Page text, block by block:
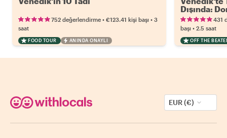
752 değerlendirme • €123.41 kişi başı • 3
saat
FOOD TOUR ANINDA ONAYLI
Dışında:
431
başı • 2.5 saat
OFF THE
EUR (€)